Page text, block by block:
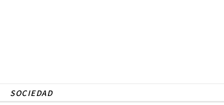
SOCIEDAD